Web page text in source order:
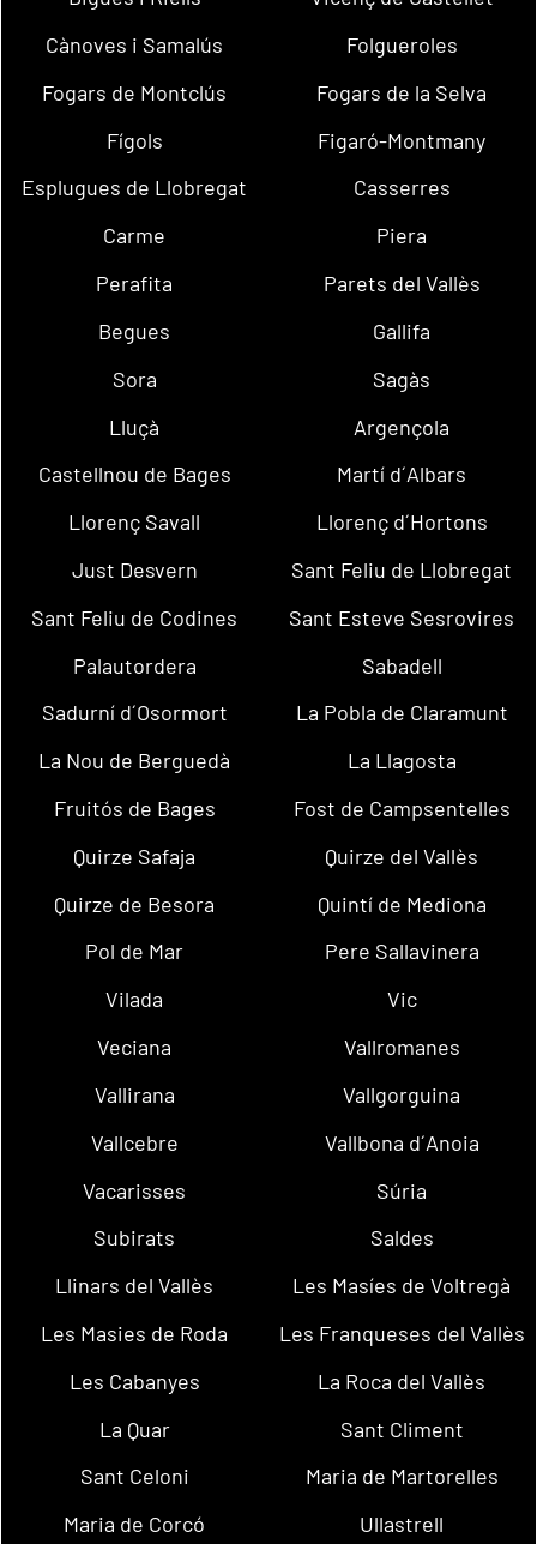
Cànoves i Samalús
Folgueroles
Fogars de Montclús
Fogars de la Selva
Fígols
Figaró-Montmany
Esplugues de Llobregat
Casserres
Carme
Piera
Perafita
Parets del Vallès
Begues
Gallifa
Sora
Sagàs
Lluçà
Argençola
Castellnou de Bages
Martí d´Albars
Llorenç Savall
Llorenç d´Hortons
Just Desvern
Sant Feliu de Llobregat
Sant Feliu de Codines
Sant Esteve Sesrovires
Palautordera
Sabadell
Sadurní d´Osormort
La Pobla de Claramunt
La Nou de Berguedà
La Llagosta
Fruitós de Bages
Fost de Campsentelles
Quirze Safaja
Quirze del Vallès
Quirze de Besora
Quintí de Mediona
Pol de Mar
Pere Sallavinera
Vilada
Vic
Veciana
Vallromanes
Vallirana
Vallgorguina
Vallcebre
Vallbona d´Anoia
Vacarisses
Súria
Subirats
Saldes
Llinars del Vallès
Les Masíes de Voltregà
Les Masies de Roda
Les Franqueses del Vallès
Les Cabanyes
La Roca del Vallès
La Quar
Sant Climent
Sant Celoni
Maria de Martorelles
Maria de Corcó
Ullastrell